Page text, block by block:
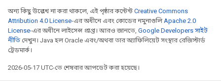
অন্য কিছু উল্লেখ না করা থাকলে, এই পৃষ্ঠার কন্টেন্ট Creative Commons
Attribution 4.0 License-এর অধীনে এবং কোডের নমুনাগুলিApache 2.0
License-এর অধীনে লাইসেন্স প্রাপ্ত। আরও জানতে, Google Developers সাইট
নীতি দেখুন। Java হল Oracle এবং/অথবা তার অ্যাফিলিয়েট সংস্থার রেজিস্টার্ড
ট্রেডমার্ক।
2026-05-17 UTC-তে শেষবার আপডেট করা হয়েছে।